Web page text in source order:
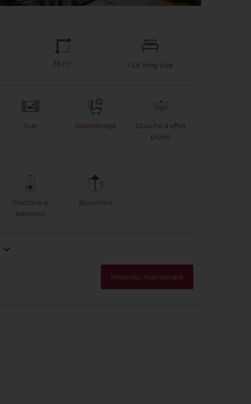
35 m² 1 Lit king size
Vue Réaménagé
Douche à effet
pluies
Machine à
expresso
Bouilloire
Réservez maintenant